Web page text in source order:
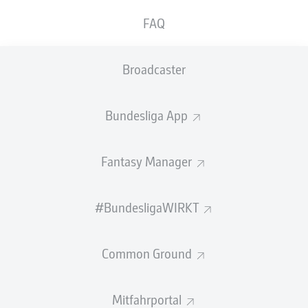
FAQ
Broadcaster
Bundesliga App
Fantasy Manager
#BundesligaWIRKT
Common Ground
Mitfahrportal
die Vereine Stillschweigen vereinbart. Kohr
Hol dir die Bundesliga NEXT App!
Jahren eine wichtige Rolle im Team von Bo Svensson
Partien im 05-Trikot (ein Tor, fünf Assists) gehört Kohr
nationalem und internationalem Parket erfahrensten
Spieler im Team. Der gebürtige Trierer hatte für Bayer
zuvor 196 Pflichtspiele in der Bundesliga und dem DFB-